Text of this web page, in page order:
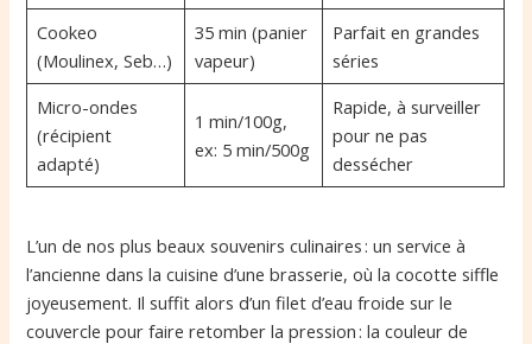
Cookeo
(Moulinex, Seb…)
35 min (panier
vapeur)
Parfait en grandes
séries
Micro-ondes
(récipient
adapté)
1 min/100g,
ex: 5 min/500g
Rapide, à surveiller
pour ne pas
dessécher
L’un de nos plus beaux souvenirs culinaires : un service à
l’ancienne dans la cuisine d’une brasserie, où la cocotte siffle
joyeusement. Il suffit alors d’un filet d’eau froide sur le
couvercle pour faire retomber la pression : la couleur de